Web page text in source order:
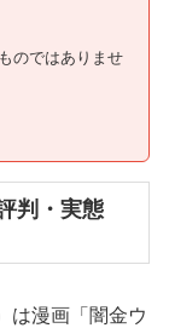
のではありませ
判・実態
は漫画「闇金ウ